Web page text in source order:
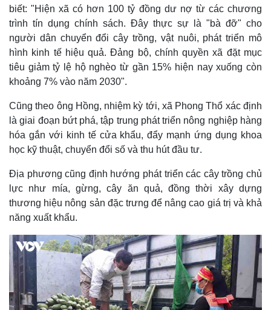
Khởi nghiệp
Tiêu dùng
Tỷ giá
Chứng khoán
Giá cà phê
biết: "Hiện xã có hơn 100 tỷ đồng dư nợ từ các chương
trình tín dụng chính sách. Đây thực sự là "bà đỡ" cho
người dân chuyển đổi cây trồng, vật nuôi, phát triển mô
hình kinh tế hiệu quả. Đảng bộ, chính quyền xã đặt mục
tiêu giảm tỷ lệ hộ nghèo từ gần 15% hiện nay xuống còn
khoảng 7% vào năm 2030".
Cũng theo ông Hồng, nhiệm kỳ tới, xã Phong Thổ xác định
là giai đoạn bứt phá, tập trung phát triển nông nghiệp hàng
hóa gắn với kinh tế cửa khẩu, đẩy mạnh ứng dụng khoa
học kỹ thuật, chuyển đổi số và thu hút đầu tư.
Địa phương cũng định hướng phát triển các cây trồng chủ
lực như mía, gừng, cây ăn quả, đồng thời xây dựng
thương hiệu nông sản đặc trưng để nâng cao giá trị và khả
năng xuất khẩu.